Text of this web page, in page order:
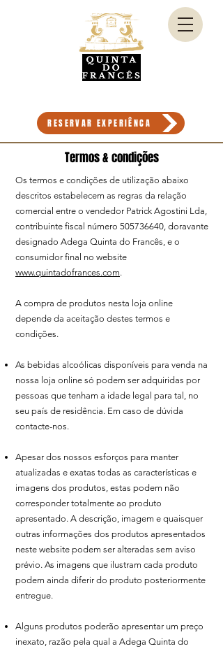
RESERVAR EXPERIÊNCA
Os termos e condições de utilização abaixo
descritos estabelecem as regras da relação
comercial entre o vendedor Patrick Agostini Lda,
contribuinte fiscal número 505736640, doravante
designado Adega Quinta do Francês, e o
consumidor final no website
www.quintadofrances.com.
A compra de produtos nesta loja online
depende da aceitação destes termos e
condições.
As bebidas alcoólicas disponíveis para venda na
nossa loja online só podem ser adquiridas por
pessoas que tenham a idade legal para tal, no
seu país de residência. Em caso de dúvida
contacte-nos.
Apesar dos nossos esforços para manter
atualizadas e exatas todas as características e
imagens dos produtos, estas podem não
corresponder totalmente ao produto
apresentado. A descrição, imagem e quaisquer
outras informações dos produtos apresentados
neste website podem ser alteradas sem aviso
prévio. As imagens que ilustram cada produto
podem ainda diferir do produto posteriormente
entregue.
Alguns produtos poderão apresentar um preço
inexato, razão pela qual a Adega Quinta do
Termos & condições